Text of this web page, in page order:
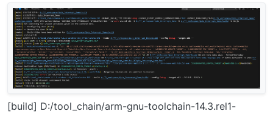
[build] D:/tool_chain/arm-gnu-toolchain-14.3.rel1-